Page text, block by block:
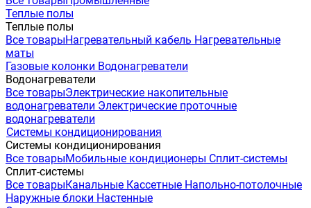
Теплые полы
Теплые полы
Все товарыНагревательный кабель Нагревательные
маты
Газовые колонки Водонагреватели
Водонагреватели
Все товарыЭлектрические накопительные
водонагреватели Электрические проточные
водонагреватели
Системы кондиционирования
Системы кондиционирования
Все товарыМобильные кондиционеры Сплит-системы
Сплит-системы
Все товарыКанальные Кассетные Напольно-потолочные
Наружные блоки Настенные